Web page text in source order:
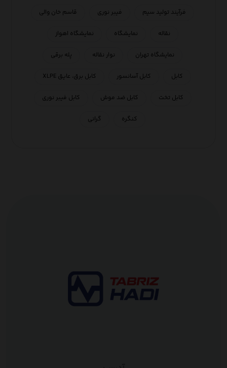
فرآیند تولید سیم فیبر نوری قاسم خان والی
نقاله نمایشگاه نمایشگاه اهواز
نمایشگاه تهران نوار نقاله پله برقی
کابل کابل آسانسور کابل برق، عایق XLPE
کابل تخت کابل ضد موش کابل فیبر نوری
کنگره گرانی